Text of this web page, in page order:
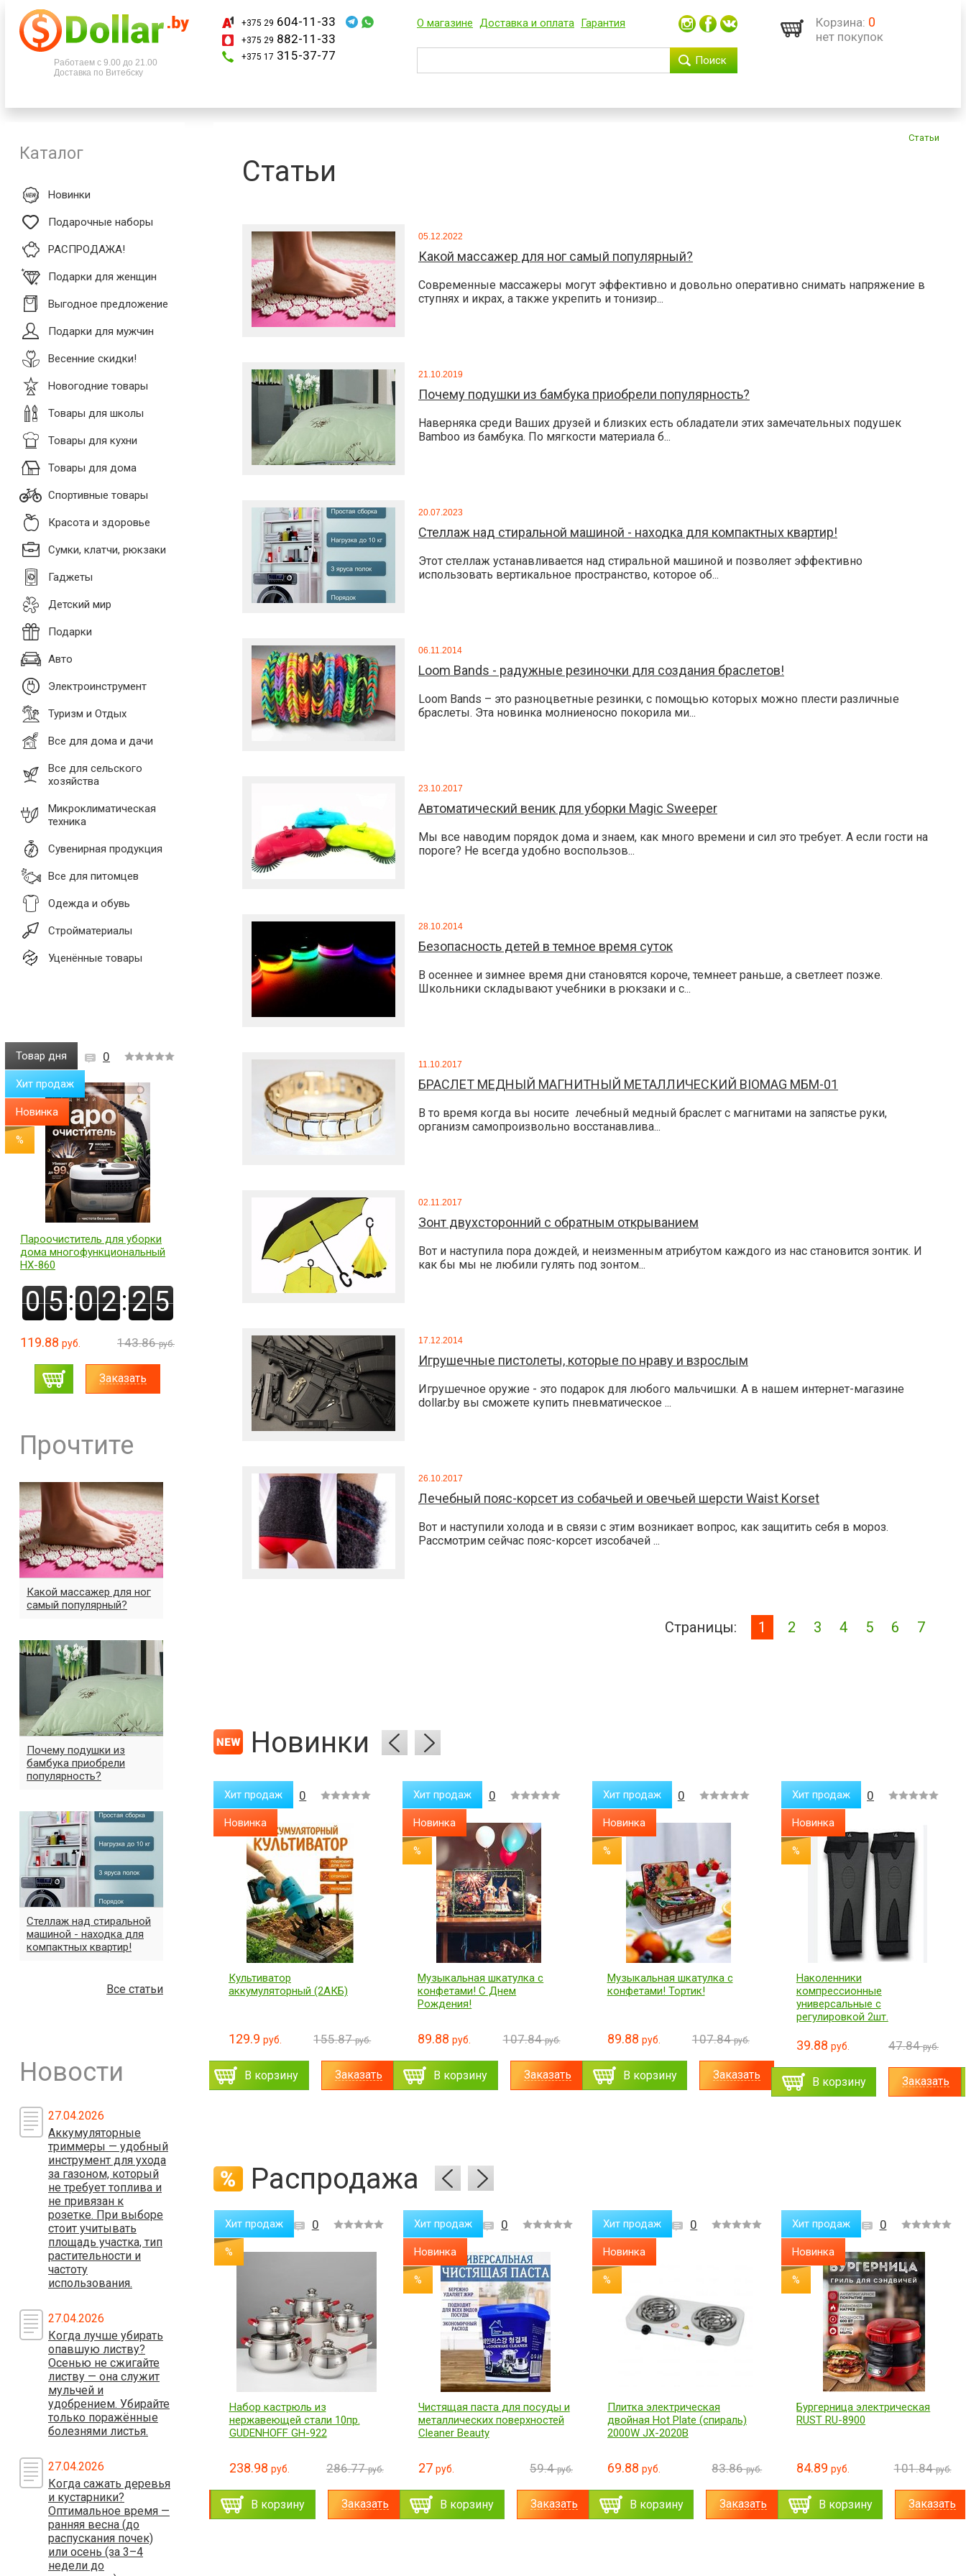
Телефоны
+375 29882-11-33
Работаем с 9.00 до 21.00
Доставка по Витебску
+375 29 604-11-33
+375 29 882-11-33
+375 17 315-37-77
О магазине Доставка и оплата Гарантия
Поиск
Корзина: 0
нет покупок
Каталог
Новинки
Подарочные наборы
РАСПРОДАЖА!
Подарки для женщин
Выгодное предложение
Подарки для мужчин
Весенние скидки!
Новогодние товары
Товары для школы
Товары для кухни
Товары для дома
Спортивные товары
Красота и здоровье
Сумки, клатчи, рюкзаки
Гаджеты
Детский мир
Подарки
Авто
Электроинструмент
Туризм и Отдых
Все для дома и дачи
Все для сельского
хозяйства
Микроклиматическая
техника
Сувенирная продукция
Все для питомцев
Одежда и обувь
Стройматериалы
Уценённые товары
0
Товар дня
Хит продаж
Новинка
%
Пароочиститель для уборки
дома многофункциональный
HX-860
0 5:0 2:2 4
119.88 руб. 143.86 руб.
Заказать
Прочтите
Какой массажер для ног
самый популярный?
Почему подушки из
бамбука приобрели
популярность?
Стеллаж над стиральной
машиной - находка для
компактных квартир!
Все статьи
Новости
27.04.2026
Аккумуляторные
триммеры — удобный
инструмент для ухода
за газоном, который
не требует топлива и
не привязан к
розетке. При выборе
стоит учитывать
площадь участка, тип
растительности и
частоту
использования.
27.04.2026
Когда лучше убирать
опавшую листву?
Осенью не сжигайте
листву — она служит
мульчей и
удобрением. Убирайте
только поражённые
болезнями листья.
27.04.2026
Когда сажать деревья
и кустарники?
Оптимальное время —
ранняя весна (до
распускания почек)
или осень (за 3–4
недели до
Статьи
Статьи
05.12.2022
Какой массажер для ног самый популярный?
Современные массажеры могут эффективно и довольно оперативно снимать напряжение в
ступнях и икрах, а также укрепить и тонизир...
21.10.2019
Почему подушки из бамбука приобрели популярность?
Наверняка среди Ваших друзей и близких есть обладатели этих замечательных подушек
Bamboo из бамбука. По мягкости материала б...
20.07.2023
Стеллаж над стиральной машиной - находка для компактных квартир!
Этот стеллаж устанавливается над стиральной машиной и позволяет эффективно
использовать вертикальное пространство, которое об...
06.11.2014
Loom Bands - радужные резиночки для создания браслетов!
Loom Bands – это разноцветные резинки, с помощью которых можно плести различные
браслеты. Эта новинка молниеносно покорила ми...
23.10.2017
Автоматический веник для уборки Magic Sweeper
Мы все наводим порядок дома и знаем, как много времени и сил это требует. А если гости на
пороге? Не всегда удобно воспользов...
28.10.2014
Безопасность детей в темное время суток
В осеннее и зимнее время дни становятся короче, темнеет раньше, а светлеет позже.
Школьники складывают учебники в рюкзаки и с...
11.10.2017
БРАСЛЕТ МЕДНЫЙ МАГНИТНЫЙ МЕТАЛЛИЧЕСКИЙ BIOMAG МБМ-01
В то время когда вы носите лечебный медный браслет с магнитами на запястье руки,
организм самопроизвольно восстанавлива...
02.11.2017
Зонт двухсторонний с обратным открыванием
Вот и наступила пора дождей, и неизменным атрибутом каждого из нас становится зонтик. И
как бы мы не любили гулять под зонтом...
17.12.2014
Игрушечные пистолеты, которые по нраву и взрослым
Игрушечное оружие - это подарок для любого мальчишки. А в нашем интернет-магазине
dollar.by вы сможете купить пневматическое ...
26.10.2017
Лечебный пояс-корсет из собачьей и овечьей шерсти Waist Korset
Вот и наступили холода и в связи с этим возникает вопрос, как защитить себя в мороз.
Рассмотрим сейчас пояс-корсет изсобачей ...
Страницы: 1 2 3 4 5 6 7
Новинки
Новинка
аккумуляторный (2АКБ)
В корзину
0
Хит продаж
Новинка
Музыкальная шкатулка с
конфетами! С Днем
89.88руб. 107.84 руб.
В корзину Заказать
0
Хит продаж
Новинка
%
Музыкальная шкатулка с
конфетами! Тортик!
89.88руб. 107.84 руб.
В корзину Заказать
0
Хит продаж
Новинка
%
Наколенники
компрессионные
39.88 руб. 47.84 руб.
В корзину Заказать
0
Хит продаж
Новинка
%
Массажер наколенник с
подогревом
аккумуляторный Fever
massage knee pads
59.89 руб. 71.85 руб.
В корзину Заказать
Распродажа
0
Хит продаж
Новинка
Силиконовый валик для
очистки одежды Washable hair
sticking machine
13.88руб.
В корзину
0
Хит продаж
%
Набор кастрюль из
нержавеющей стали 10пр.
GUDENHOFF GH-922
238.98 руб. 286.77 руб.
В корзину Заказать
0
Хит продаж
Новинка
%
Чистящая паста для посуды и
металлических поверхностей
Cleaner Beauty
27 руб. 59.4 руб.
В корзину Заказать
0
Хит продаж
Новинка
%
Плитка электрическая
двойная Hot Plate (спираль)
2000W JX-2020В
69.88 руб. 83.86 руб.
В корзину Заказать
0
Хит продаж
Новинка
%
Бургерница электрическая
RUST RU-8900
84.89руб. 101.84 руб.
В корзину Заказать